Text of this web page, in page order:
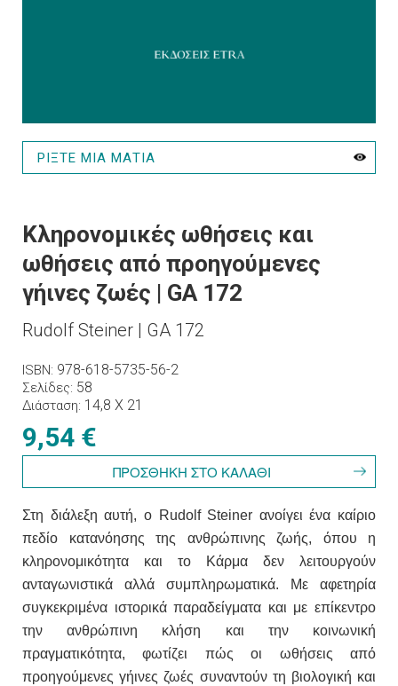
ΡΙΞΤΕ ΜΙΑ ΜΑΤΙΑ
Κληρονομικές ωθήσεις και
ωθήσεις από προηγούμενες
γήινες ζωές | GA 172
Rudolf Steiner | GA 172
ISBN 978-618-5735-56-2
Σελίδες 58
Διάσταση 14,8 X 21
9,54 €
Στη διάλεξη αυτή, ο Rudolf Steiner ανοίγει ένα καίριο
πεδίο κατανόησης της ανθρώπινης ζωής, όπου η
κληρονομικότητα και το Κάρμα δεν λειτουργούν
ανταγωνιστικά αλλά συμπληρωματικά. Με αφετηρία
συγκεκριμένα ιστορικά παραδείγματα και με επίκεντρο
την ανθρώπινη κλήση και την κοινωνική
πραγματικότητα, φωτίζει πώς οι ωθήσεις από
προηγούμενες γήινες ζωές συναντούν τη βιολογική και